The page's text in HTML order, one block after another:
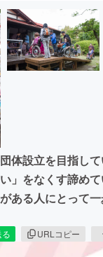
体設立を目指し
」をなくす諦め
ある人にとって
URLコピー